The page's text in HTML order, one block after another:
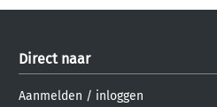
Direct naar
Aanmelden / inloggen